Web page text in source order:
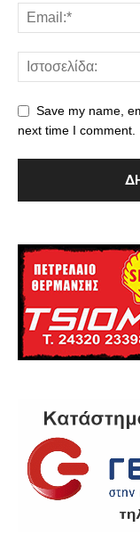
Save my name,
next time I comment.